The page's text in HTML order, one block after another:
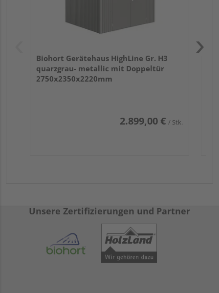
Biohort Gerätehaus HighLine Gr. H3
quarzgrau- metallic mit Doppeltür
2750x2350x2220mm
2.899,00 € / Stk.
Unsere Zertifizierungen und Partner